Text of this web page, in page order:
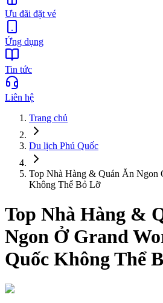
Ưu đãi đặt vé
Ứng dụng
Tin tức
Liên hệ
Trang chủ
Du lịch Phú Quốc
Top Nhà Hàng & Quán Ăn Ngon
Không Thể Bỏ Lỡ
Top Nhà Hàng &
Ngon Ở Grand
Quốc Không Thể